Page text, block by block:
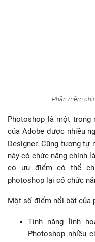
Phần mềm
Photoshop là một trong
của Adobe được nhiều
Designer. Cũng tương tự
này có chức năng chính
có ưu điểm có thể
photoshop lại có chức
Một số điểm nổi bật của
Tính năng linh
Photoshop nhiều